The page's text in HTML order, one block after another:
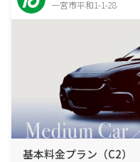
一宮市平和1-1-28
基本料金プラン（C2）